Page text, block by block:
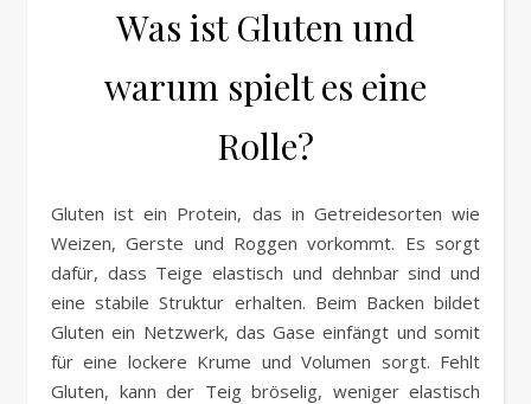
Was ist Gluten und
warum spielt es eine
Rolle?
Gluten ist ein Protein, das in Getreidesorten wie
Weizen, Gerste und Roggen vorkommt. Es sorgt
dafür, dass Teige elastisch und dehnbar sind und
eine stabile Struktur erhalten. Beim Backen bildet
Gluten ein Netzwerk, das Gase einfängt und somit
für eine lockere Krume und Volumen sorgt. Fehlt
Gluten, kann der Teig bröselig, weniger elastisch